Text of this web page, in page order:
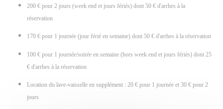
200 € pour 2 jours (week end et jours fériés) dont 50 € d'arrhes à la
réservation
170 € pour 1 journée (jour férié en semaine) dont 50 € d'arrhes à la réservation
100 € pour 1 journée/soirée en semaine (hors week end et jours fériés) dont 25
€ d'arrhes à la réservation
Location du lave-vaisselle en supplément : 20 € pour 1 journée et 30 € pour 2
jours